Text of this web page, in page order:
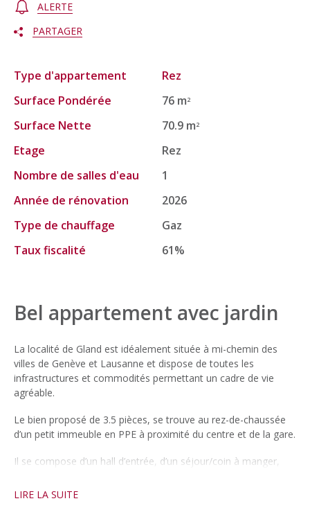
ALERTE
PARTAGER
Type d'appartement
Rez
Surface Pondérée
76 m2
Surface Nette 70.9 m2
Etage
Rez
Nombre de salles d'eau
1
Année de rénovation
2026
Type de chauffage
Gaz
Taux fiscalité
61%
Bel appartement avec jardin
La localité de Gland est idéalement située à mi-chemin des
villes de Genève et Lausanne et dispose de toutes les
infrastructures et commodités permettant un cadre de vie
agréable.
Le bien proposé de 3.5 pièces, se trouve au rez-de-chaussée
d’un petit immeuble en PPE à proximité du centre et de la gare.
Il se compose d’un hall d’entrée, d’un séjour/coin à manger,
Un descriptif détaillé se trouve en page suivante.
LIRE LA SUITE